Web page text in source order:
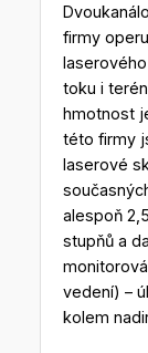
firmy
toku i
hmotnost
této firmy
laserové
alespoň
stupňů a
vedení) –
kolem